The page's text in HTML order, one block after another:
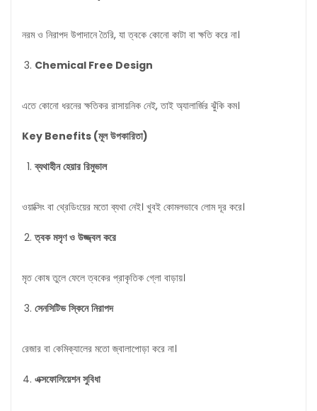
নরম ও নিরাপদ উপাদানে তৈরি, যা ত্বকে কোনো কাটা বা ক্ষতি করে না।
Chemical Free Design
এতে কোনো ধরনের ক্ষতিকর রাসায়নিক নেই, তাই অ্যালার্জির ঝুঁকি কম।
Key Benefits (মূল উপকারিতা)
ব্যথাহীন হেয়ার রিমুভাল
ওয়াক্সিং বা থ্রেডিংয়ের মতো ব্যথা নেই। খুবই কোমলভাবে লোম দূর করে।
ত্বক মসৃণ ও উজ্জ্বল করে
মৃত কোষ তুলে ফেলে ত্বকের প্রাকৃতিক গ্লো বাড়ায়।
সেনসিটিভ স্কিনে নিরাপদ
রেজার বা কেমিক্যালের মতো জ্বালাপোড়া করে না।
এক্সফোলিয়েশন সুবিধা